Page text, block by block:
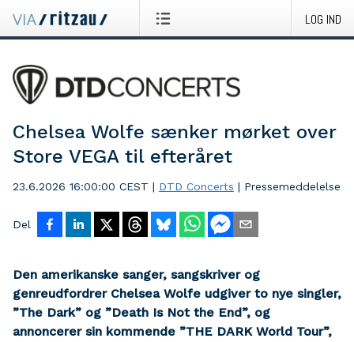
LOG IND
Chelsea Wolfe sænker mørket over
Store VEGA til efteråret
23.6.2026 16:00:00 CEST | DTD Concerts | Pressemeddelelse
Del
Den amerikanske sanger, sangskriver og
genreudfordrer Chelsea Wolfe udgiver to nye singler,
”The Dark” og ”Death Is Not the End”, og
annoncerer sin kommende ”THE DARK World Tour”,